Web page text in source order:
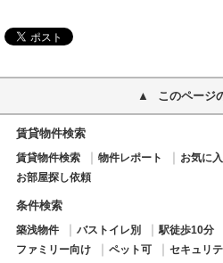
このページ
賃貸物件検索
賃貸物件検索 物件レポート お気に
お部屋探し依頼
条件検索
築浅物件 バストイレ別 駅徒歩10分
ファミリー向け
ペット可 セキュリ